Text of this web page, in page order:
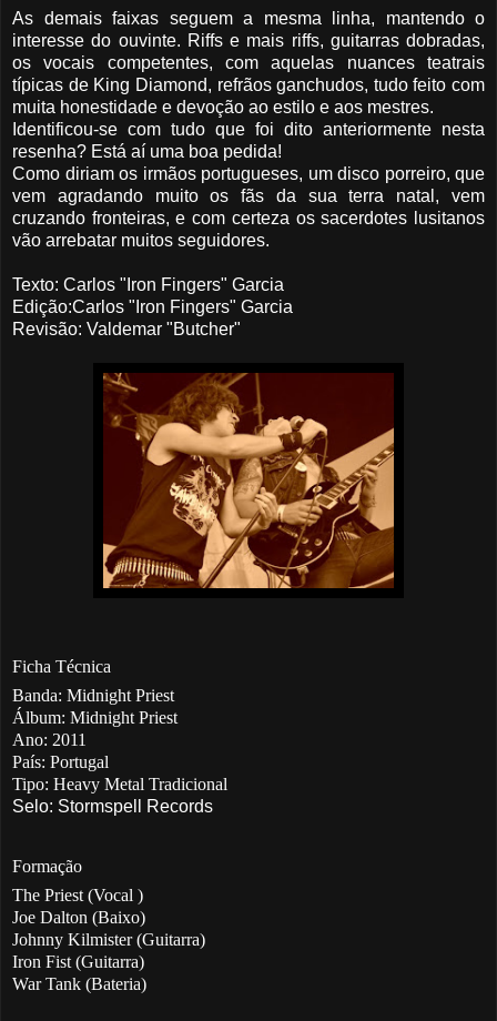
As demais faixas seguem a mesma linha, mantendo o
interesse do ouvinte. Riffs e mais riffs, guitarras dobradas,
os vocais competentes, com aquelas nuances teatrais
típicas de King Diamond, refrãos ganchudos, tudo feito com
muita honestidade e devoção ao estilo e aos mestres.
Identificou-se com tudo que foi dito anteriormente nesta
resenha? Está aí uma boa pedida!
Como diriam os irmãos portugueses, um disco porreiro, que
vem agradando muito os fãs da sua terra natal, vem
cruzando fronteiras, e com certeza os sacerdotes lusitanos
vão arrebatar muitos seguidores.
Texto: Carlos "Iron Fingers" Garcia
Edição:Carlos "Iron Fingers" Garcia
Revisão: Valdemar "Butcher"
Ficha Técnica
Banda: Midnight Priest
Álbum: Midnight Priest
Ano: 2011
País: Portugal
Tipo: Heavy Metal Tradicional
Selo: Stormspell Records
Formação
The Priest (Vocal )
Joe Dalton (Baixo)
Johnny Kilmister (Guitarra)
Iron Fist (Guitarra)
War Tank (Bateria)